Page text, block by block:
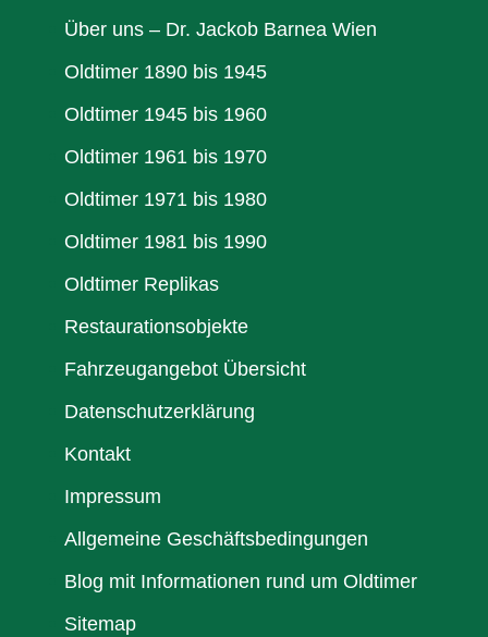
Über uns – Dr. Jackob Barnea Wien
Oldtimer 1890 bis 1945
Oldtimer 1945 bis 1960
Oldtimer 1961 bis 1970
Oldtimer 1971 bis 1980
Oldtimer 1981 bis 1990
Oldtimer Replikas
Restaurationsobjekte
Fahrzeugangebot Übersicht
Datenschutzerklärung
Kontakt
Impressum
Allgemeine Geschäftsbedingungen
Blog mit Informationen rund um Oldtimer
Sitemap